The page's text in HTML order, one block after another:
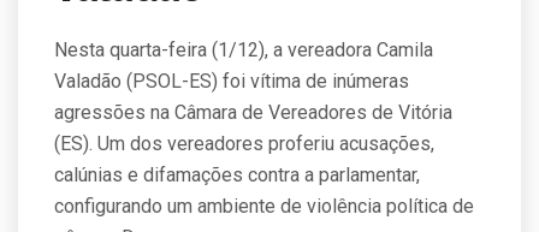
Nesta quarta-feira (1/12), a vereadora Camila
Valadão (PSOL-ES) foi vítima de inúmeras
agressões na Câmara de Vereadores de Vitória
(ES). Um dos vereadores proferiu acusações,
calúnias e difamações contra a parlamentar,
configurando um ambiente de violência política de